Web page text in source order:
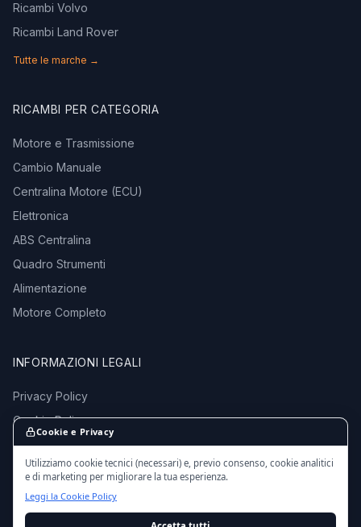
Ricambi Volvo
Ricambi Land Rover
Tutte le marche →
RICAMBI PER CATEGORIA
Motore e Trasmissione
Cambio Manuale
Centralina Motore (ECU)
Elettronica
ABS Centralina
Quadro Strumenti
Alimentazione
Motore Completo
INFORMAZIONI LEGALI
Privacy Policy
Cookie Policy
Termini e Condizioni
Cookie e Privacy
Utilizziamo cookie tecnici (necessari) e, previo consenso, cookie analitici
e di marketing per migliorare la tua esperienza.
Leggi la Cookie Policy